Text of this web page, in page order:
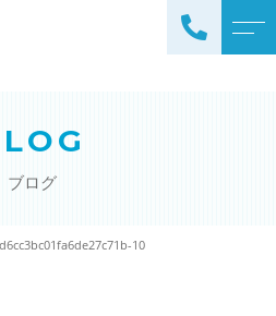
よくある質問
ブログ
ブログ
10